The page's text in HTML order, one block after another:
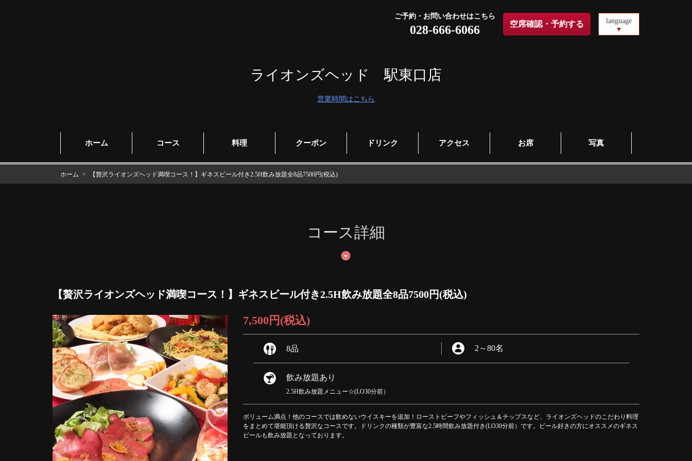
ご予約・お問い合わせはこちら
028-666-6066 空席確認・予約する language
ライオンズヘッド 駅東口店
営業時間はこちら
ホーム コース 料理 クーポン ドリンク アクセス お席 写真
ホーム 【贅沢ライオンズヘッド満喫コース！】ギネスビール付き2.5H飲み放題全8品7500円(税込)
コース詳細
【贅沢ライオンズヘッド満喫コース！】ギネスビール付き2.5H飲み放題全8品7500円(税込)
7,500円 (税込)
8品 2 ～80名
飲み放題あり
2.5H飲み放題メニュー☆(LO30分前）
ボリューム満点！他のコースでは飲めないウイスキーを追加！ローストビーフやフィッシュ＆チップスなど、ライオンズヘッドのこだわり料理
をまとめて堪能頂ける贅沢なコースです。ドリンクの種類が豊富な2.5時間飲み放題付き(LO30分前）です。ビール好きの方にオススメのギネス
ビールも飲み放題となっております。